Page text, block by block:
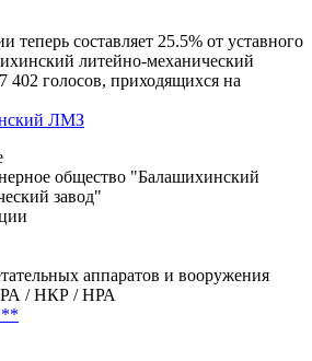
ООО «РТ-Капитал» вошло в капитал
механический завод»,
теперь составляет 25.5% от уставного
402 голосов, приходящихся на
ЛМЗ
общество "Балашихинский
завод"
аппаратов и вооружения